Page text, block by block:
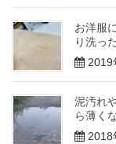
お洋服
り洗っ
2019
泥汚れ
ら薄く
2018